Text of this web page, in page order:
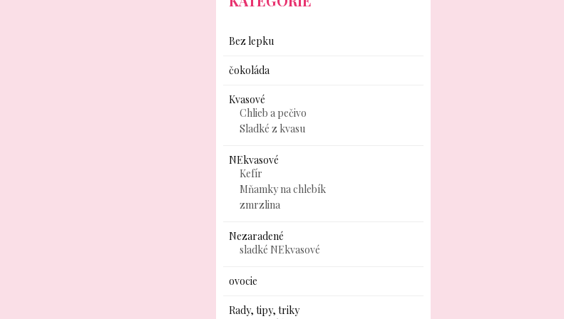
Bez lepku
čokoláda
Kvasové
Chlieb a pečivo
Sladké z kvasu
NEkvasové
Kefír
Mňamky na chlebík
zmrzlina
Nezaradené
sladké NEkvasové
ovocie
Rady, tipy, triky